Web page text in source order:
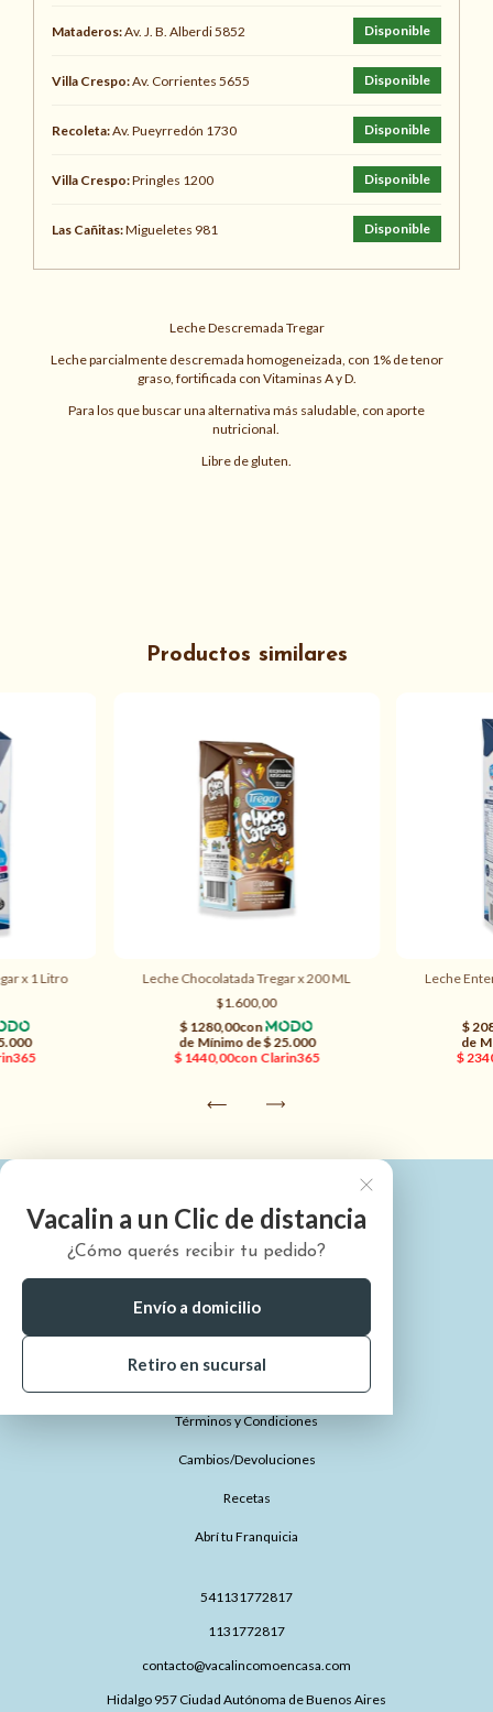
Mataderos:Av. J. B. Alberdi 5852 Disponible
Villa Crespo:Av. Corrientes 5655 Disponible
Recoleta:Av. Pueyrredón 1730 Disponible
Villa Crespo:Pringles 1200 Disponible
Las Cañitas:Migueletes 981 Disponible
Leche Descremada Tregar
Leche parcialmente descremada homogeneizada, con 1% de tenor
graso, fortificada con Vitaminas A y D.
Para los que buscar una alternativa más saludable, con aporte
nutricional.
Libre de gluten.
Productos similares
x 1 Litro
Leche Chocolatada Tregar x 200 ML
$1.600,00
Leche
Vacalin a un Clic de distancia
¿Cómo querés recibir tu pedido?
Envío a domicilio
Retiro en sucursal
¿Cómo comprar?
Términos y Condiciones
Cambios/Devoluciones
Recetas
Abrí tu Franquicia
541131772817
1131772817
contacto@vacalincomoencasa.com
Hidalgo 957 Ciudad Autónoma de Buenos Aires